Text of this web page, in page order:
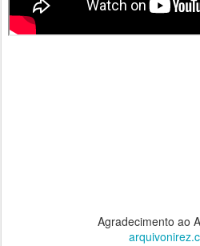
Agradecimento ao